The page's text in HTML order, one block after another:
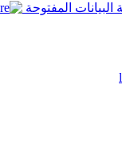
المفتوحة